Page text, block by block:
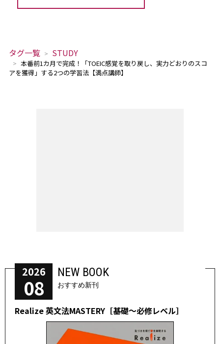
タグ一覧 STUDY
本番前1カ月で完成！「TOEIC感覚を取り戻し、実力どおりのスコ
アを獲得」する2つの学習法【満点講師】
2026
08
NEW BOOK
おすすめ新刊
Realize 英文法MASTERY［基礎～必修レベル］